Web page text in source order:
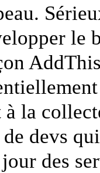
le
la
devs
des